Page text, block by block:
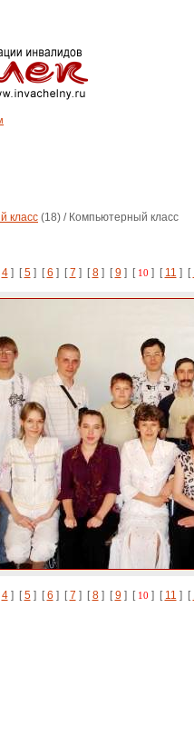
класс (18) / Компьютерный класс
4] [5] [6 ] [7 ] [8] [9 ] [ 10 ] [ 11 ] [
4] [5] [6 ] [7 ] [8] [9 ] [ 10 ] [ 11 ] [